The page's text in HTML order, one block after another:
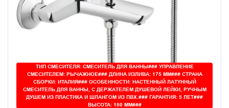
ТИП СМЕСИТЕЛЯ: СМЕСИТЕЛЬ ДЛЯ ВАННЫ### УПРАВЛЕНИЕ
СМЕСИТЕЛЕМ: РЫЧАЖНОЕ### ДЛИНА ИЗЛИВА: 175 ММ### СТРАНА
СБОРКИ: ИТАЛИЯ### ОСОБЕННОСТИ: НАСТЕННЫЙ ЛАТУННЫЙ
СМЕСИТЕЛЬ ДЛЯ ВАННЫ, С ДЕРЖАТЕЛЕМ ДУШЕВОЙ ЛЕЙКИ, РУЧНЫМ
ДУШЕМ ИЗ ПЛАСТИКА И ШЛАНГОМ ИЗ ПВХ.### ГАРАНТИЯ: 5 ЛЕТ###
ВЫСОТА: 100 ММ###